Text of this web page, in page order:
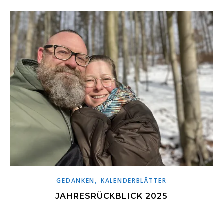
GEDANKEN,KALENDERBLÄTTER
JAHRESRÜCKBLICK 2025